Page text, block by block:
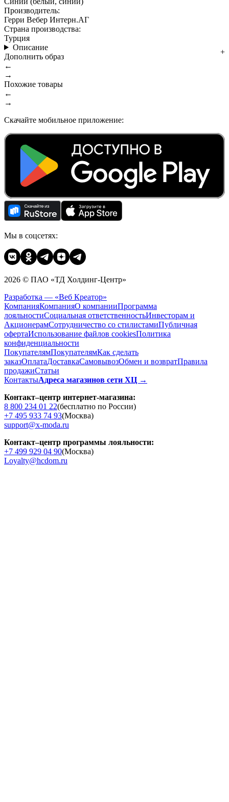
Производитель:
Герри Вебер Интерн.АГ
Страна производства:
Турция
Описание
Дополнить образ
←
→
Похожие товары
←
→
Скачайте мобильное приложение:
Мы в соцсетях:
2026 © ПАО «ТД Холдинг-Центр»
Разработка — «Веб Креатор»
КомпанияКомпанияО компанииПрограмма
лояльностиСоциальная ответственностьИнвесторам и
АкционерамСотрудничество со стилистамиПубличная
офертаИспользование файлов cookiesПолитика
конфиденциальности
ПокупателямПокупателямКак сделать
заказОплатаДоставкаCамовывозОбмен и возвратПравила
продажиСтатьи
КонтактыАдреса магазинов сети ХЦ →
Контакт–центр интернет-магазина:
8 800 234 01 22(бесплатно по России)
+7 495 933 74 93(Москва)
support@x-moda.ru
Контакт–центр программы лояльности:
+7 499 929 04 90(Москва)
Loyalty@hcdom.ru